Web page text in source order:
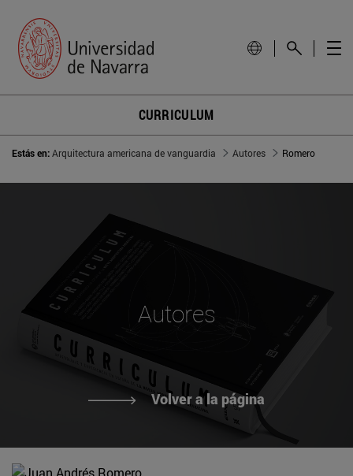
CURRICULUM
Estás en:Arquitectura americana de vanguardia Autores Romero
Autores
Volver a la página